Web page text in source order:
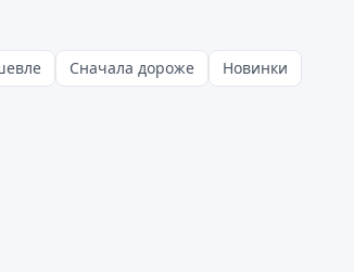
Сначала дороже Новинки